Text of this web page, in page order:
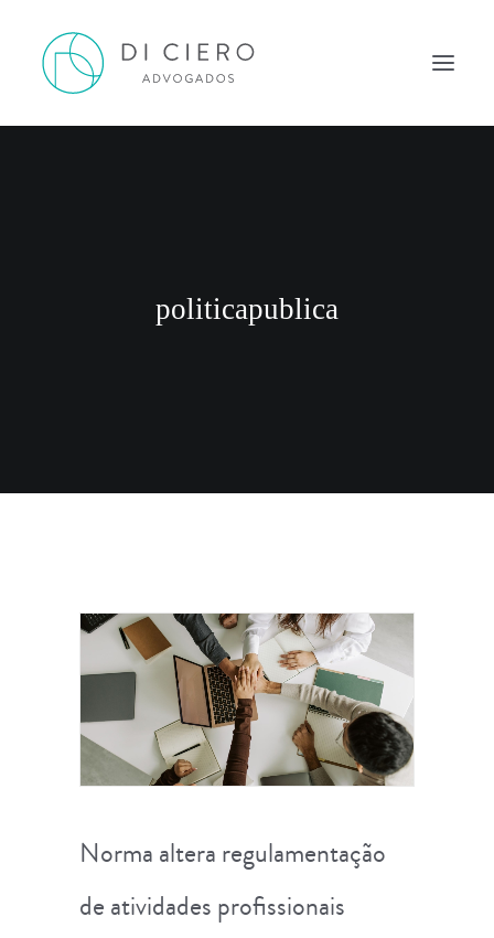
politicapublica
Norma altera regulamentação
de atividades profissionais